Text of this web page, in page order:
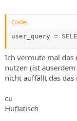
Code:
user_query =
Ich vermute mal das
nutzen (ist
nicht auffällt das
cu
Huflatisch